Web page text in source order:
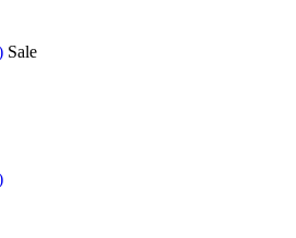
Sale